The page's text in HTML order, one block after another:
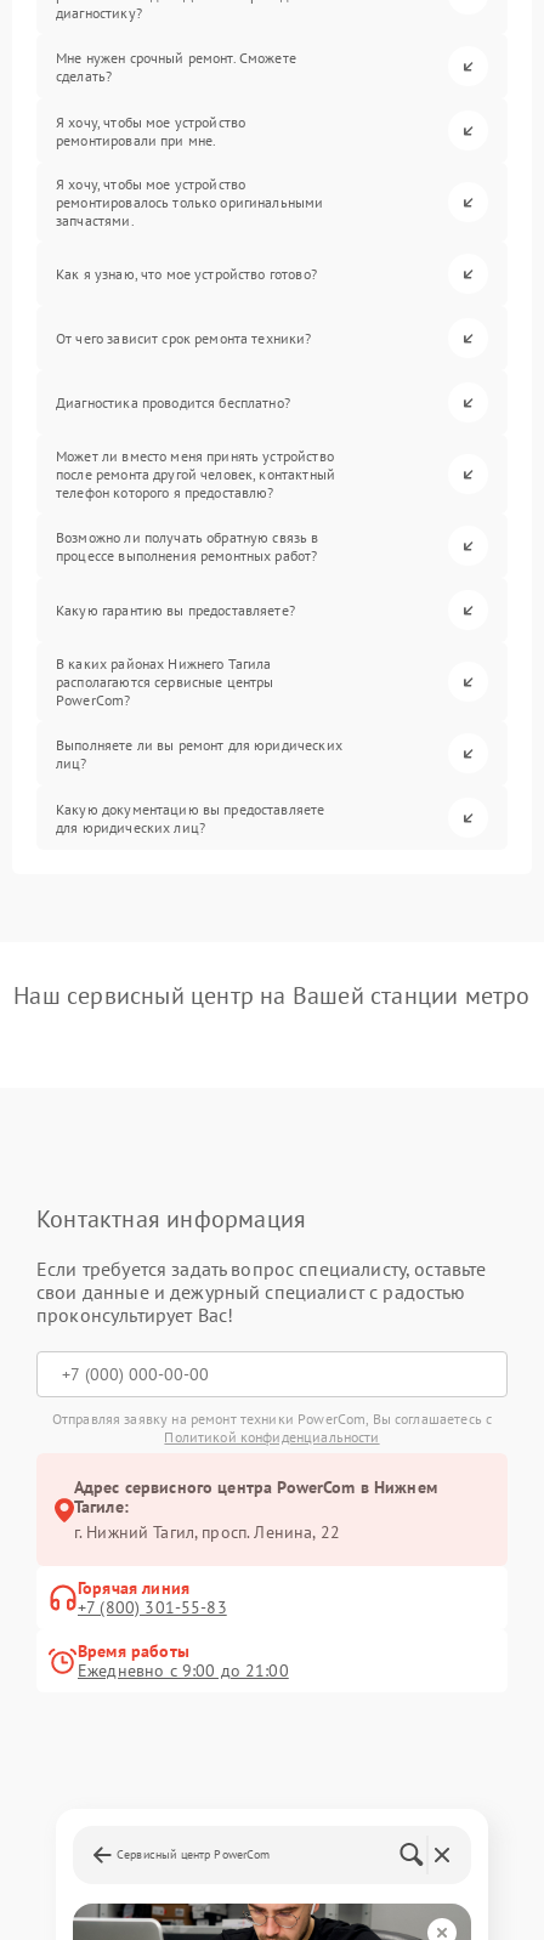
диагностику?
Мне нужен срочный ремонт. Сможете
сделать?
Я хочу, чтобы мое устройство
ремонтировали при мне.
Я хочу, чтобы мое устройство
ремонтировалось только оригинальными
запчастями.
Как я узнаю, что мое устройство готово?
От чего зависит срок ремонта техники?
Диагностика проводится бесплатно?
Может ли вместо меня принять устройство
после ремонта другой человек, контактный
телефон которого я предоставлю?
Возможно ли получать обратную связь в
процессе выполнения ремонтных работ?
Какую гарантию вы предоставляете?
В каких районах Нижнего Тагила
располагаются сервисные центры
PowerCom?
Выполняете ли вы ремонт для юридических
лиц?
Какую документацию вы предоставляете
для юридических лиц?
Наш сервисный центр на Вашей станции метро
Контактная информация
Если требуется задать вопрос специалисту, оставьте
свои данные и дежурный специалист с радостью
проконсультирует Вас!
Отправляя заявку на ремонт техники PowerCom, Вы соглашаетесь с
Политикой конфиденциальности
Адрес сервисного центра PowerCom в Нижнем
Тагиле:
г. Нижний Тагил, просп. Ленина, 22
Горячая линия
+7 (800) 301-55-83
Время работы
Ежедневно с 9:00 до 21:00
Сервисный центр PowerCom